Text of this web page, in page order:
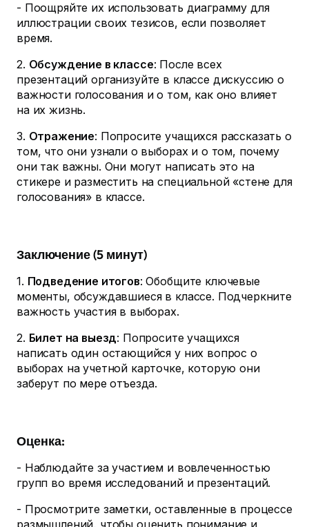
- Поощряйте их использовать диаграмму для
иллюстрации своих тезисов, если позволяет
время.
2. Обсуждение в классе: После всех
презентаций организуйте в классе дискуссию о
важности голосования и о том, как оно влияет
на их жизнь.
3. Отражение: Попросите учащихся рассказать о
том, что они узнали о выборах и о том, почему
они так важны. Они могут написать это на
стикере и разместить на специальной «стене для
голосования» в классе.
Заключение (5 минут)
1. Подведение итогов: Обобщите ключевые
моменты, обсуждавшиеся в классе. Подчеркните
важность участия в выборах.
2. Билет на выезд: Попросите учащихся
написать один остающийся у них вопрос о
выборах на учетной карточке, которую они
заберут по мере отъезда.
Оценка:
- Наблюдайте за участием и вовлеченностью
групп во время исследований и презентаций.
- Просмотрите заметки, оставленные в процессе